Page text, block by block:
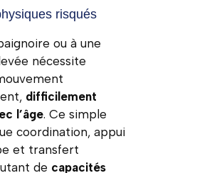
risqués
ou à une
nécessite
difficilement
l’âge. Ce simple
coordination, appui
et transfert
de capacités